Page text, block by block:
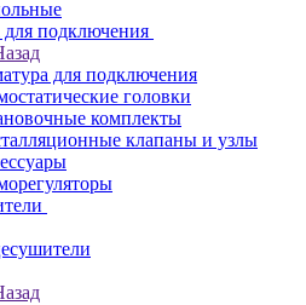
подключения
для подключения
головки
комплекты
клапаны и узлы